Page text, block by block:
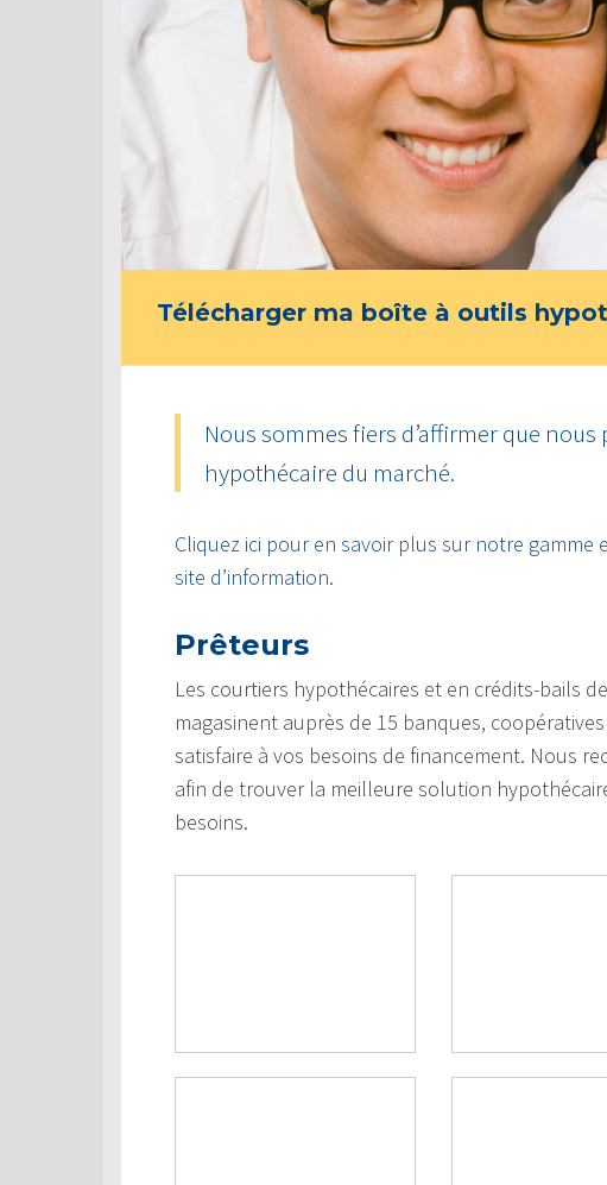
Télécharger ma boîte à outils
Nous sommes fiers d’affirmer que
hypothécaire du marché.
Cliquez ici pour en savoir plus sur notre
site d’information.
Prêteurs
Les courtiers hypothécaires et en crédits-bails
magasinent auprès de 15 banques,
satisfaire à vos besoins de financement. Nous
afin de trouver la meilleure solution
besoins.